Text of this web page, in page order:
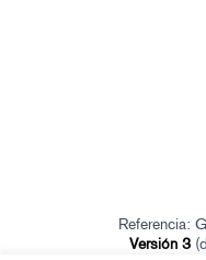
Referencia:
Versión 3